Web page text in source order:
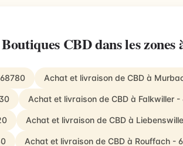
Boutiques CBD dans les
Achat et livraison de CBD à
Achat et livraison de CBD à Falkwiller -
Achat et livraison de CBD à
Achat et livraison de CBD à Rouffach -